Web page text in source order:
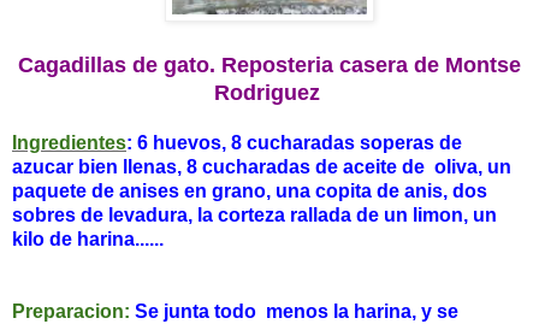
Cagadillas de gato. Reposteria casera de Montse
Rodriguez
Ingredientes: 6 huevos, 8 cucharadas soperas de
azucar bien llenas, 8 cucharadas de aceite de oliva, un
paquete de anises en grano, una copita de anis, dos
sobres de levadura, la corteza rallada de un limon, un
kilo de harina......
Preparacion: Se junta todo menos la harina, y se